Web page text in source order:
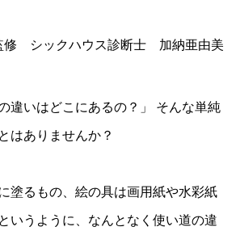
修 シックハウス診断士 加納亜由美
違いはどこにあるの？」 そんな単純
はありませんか？
塗るもの、絵の具は画用紙や水彩紙
いうように、なんとなく使い道の違